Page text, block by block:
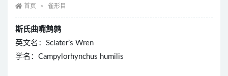
首页 雀形目
斯氏曲嘴鹪鹩
英文名：Sclater’s Wren
学名：Campylorhynchus humilis